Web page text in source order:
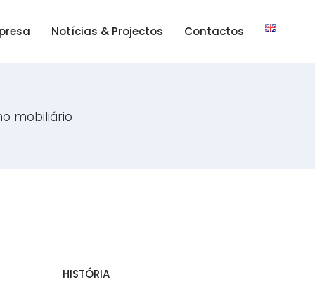
Notícias & Projectos Contactos
mobiliário
HISTÓRIA